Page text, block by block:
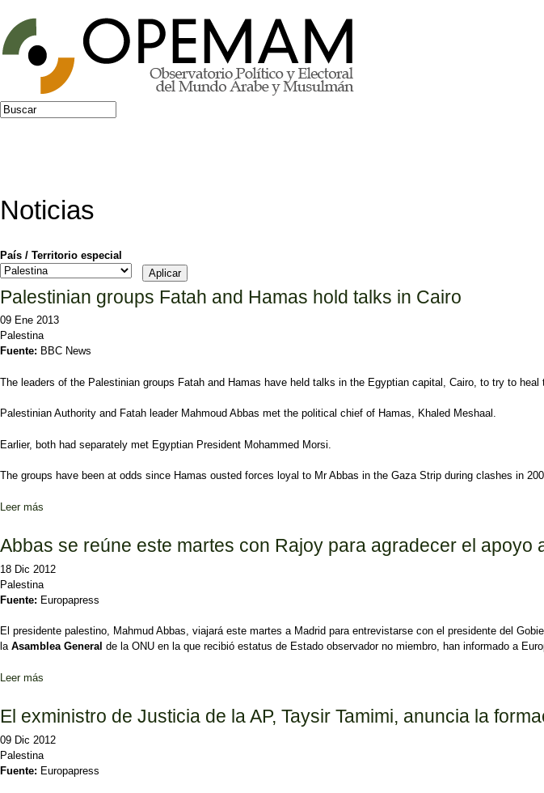
Jump to navigation
Formulario de búsqueda
Buscar
Noticias
País / Territorio especial
Palestinian groups Fatah and Hamas hold talks in Cairo
09 Ene 2013
Palestina
Fuente: BBC News
The leaders of the Palestinian groups Fatah and Hamas have held talks in the Egyptian capital, Cairo, to try to heal
Palestinian Authority and Fatah leader Mahmoud Abbas met the political chief of Hamas, Khaled Meshaal.
Earlier, both had separately met Egyptian President Mohammed Morsi.
The groups have been at odds since Hamas ousted forces loyal to Mr Abbas in the Gaza Strip during clashes in
Leer más
Abbas se reúne este martes con Rajoy para agradecer el apoyo
18 Dic 2012
Palestina
Fuente: Europapress
El presidente palestino, Mahmud Abbas, viajará este martes a Madrid para entrevistarse con el presidente del
la Asamblea General de la ONU en la que recibió estatus de Estado observador no miembro, han informado a
Leer más
El exministro de Justicia de la AP, Taysir Tamimi, anuncia la
09 Dic 2012
Palestina
Fuente: Europapress